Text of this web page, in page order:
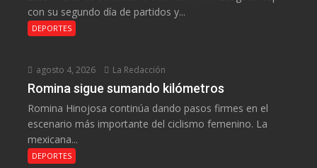
con su segundo día de partidos y...
DEPORTES
agosto 4, 2026 La Redacción
Romina sigue sumando kilómetros
Romina Hinojosa continúa dando pasos firmes en el
escenario más importante del ciclismo femenino. La
mexicana...
DEPORTES